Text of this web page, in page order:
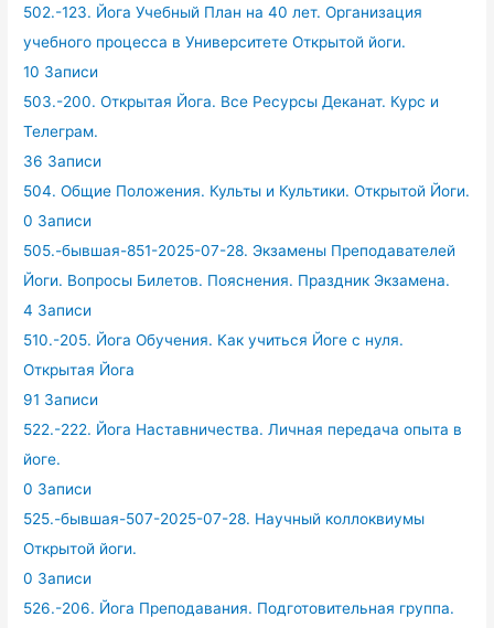
502.-123. Йога Учебный План на 40 лет. Организация
учебного процесса в Университете Открытой йоги.
10 Записи
503.-200. Открытая Йога. Все Ресурсы Деканат. Курс и
Телеграм.
36 Записи
504. Общие Положения. Культы и Культики. Открытой Йоги.
0 Записи
505.-бывшая-851-2025-07-28. Экзамены Преподавателей
Йоги. Вопросы Билетов. Пояснения. Праздник Экзамена.
4 Записи
510.-205. Йога Обучения. Как учиться Йоге с нуля.
Открытая Йога
91 Записи
522.-222. Йога Наставничества. Личная передача опыта в
йоге.
0 Записи
525.-бывшая-507-2025-07-28. Научный коллоквиумы
Открытой йоги.
0 Записи
526.-206. Йога Преподавания. Подготовительная группа.